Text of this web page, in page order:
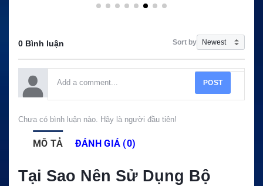
0 Bình luận Sort by
POST
Chưa có bình luận nào. Hãy là người đầu tiên!
MÔ TẢ ĐÁNH GIÁ (0)
Tại Sao Nên Sử Dụng Bộ